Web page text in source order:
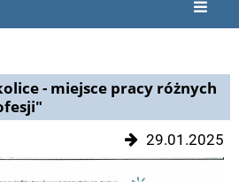
- miejsce pracy różnych
29.01.2025